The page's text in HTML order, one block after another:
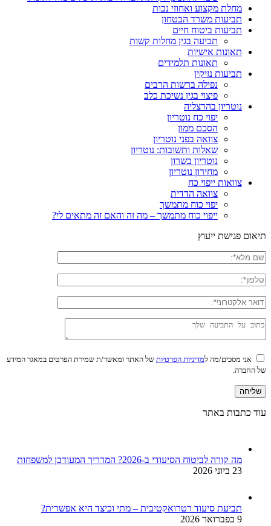
מחלת מקצוע ואחוזי נכות
תביעות משרד הבטחון
תביעות ביטוח חיים
תביעה בגין מחלות קשות
תאונות אישיות
תאונות תלמידים
תביעות נזיקין
נפילה ברשות הרבים
פיצוי בגין נשיכת כלב
נוטריון בהרצליה
יפוי כח נוטריון
הסכם ממון
צוואה בפני נוטריון
שאלות ותשובות: נוטריון
נוטריון בשרון
מחירון נוטריון
צוואות ייפוי כח
צוואה הדדית
יפוי כוח מתמשך
ייפוי כוח מתמשך – מה זה והאם זה מתאים לי?
תיאום פגישת ייעוץ
אני מסכים/מה למדיניות הפרטיות של האתר ומאשר/ת שמירת הפרטים במאגר המידע
של החברה.
עוד כתבות באתר
מה קורה לביטוח הסיעודי ב-2026? המדריך המעודכן למשפחות
23 ביוני 2026
תביעת סיעוד רטרואקטיבית – מתי וכיצד היא אפשרית?
9 בפברואר 2026